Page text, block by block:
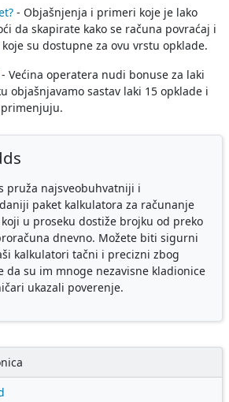
- Objašnjenja i primeri koje je lako
da skapirate kako se računa povraćaj i
su dostupne za ovu vrstu opklade.
- Većina operatera nudi bonuse za laki
objašnjavamo sastav laki 15 opklade i
pruža najsveobuhvatniji i
paket kalkulatora za računanje
u proseku dostiže brojku od preko
dnevno. Možete biti sigurni
kalkulatori tačni i precizni zbog
da su im mnoge nezavisne kladionice
ukazali poverenje.